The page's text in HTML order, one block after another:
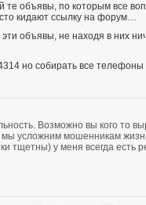
те объявы, по которым все
кидают ссылку на форум…
объявы, не находя в них
но собирать все
Возможно вы кого то
мы усложним мошенникам
тщетны) у меня всегда есть